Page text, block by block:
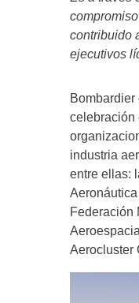
contribuido
ejecutivos
Bombardier
celebración
industria
entre ellas:
Federación
Aerocluster